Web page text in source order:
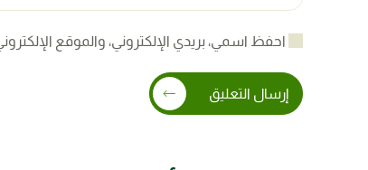
احفظ اسمي، بريدي الإلكتروني، والموقع
إرسال التعليق